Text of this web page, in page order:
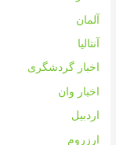
آلمان
آنتالیا
اخبار گردشگری
اخبار وان
اردبیل
ارزروم